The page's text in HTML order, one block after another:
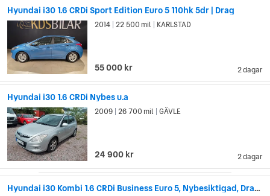
Hyundai i30 1.6 CRDi Sport Edition Euro 5 110hk 5dr | Drag
2 dagar
2014 22 500 mil KARLSTAD
55 000 kr
Hyundai i30 1.6 CRDi Nybes u.a
2 dagar
2009 26 700 mil GÄVLE
24 900 kr
Hyundai i30 Kombi 1.6 CRDi Business Euro 5, Nybesiktigad, Drag mm